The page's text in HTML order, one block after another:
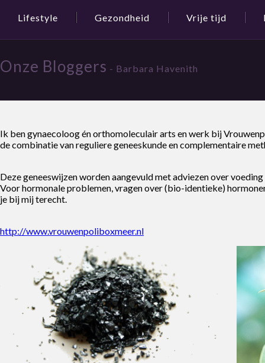
Lifestyle Gezondheid Vrije tijd
Onze Bloggers - Barbara Havenith
Ik ben gynaecoloog én orthomoleculair arts en werk bij
de combinatie van reguliere geneeskunde en complementaire
Deze geneeswijzen worden aangevuld met adviezen over
Voor hormonale problemen, vragen over (bio-identieke)
je bij mij terecht.
http://www.vrouwenpoliboxmeer.nl